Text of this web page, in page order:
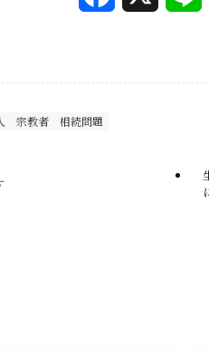
宗教者 相続問題